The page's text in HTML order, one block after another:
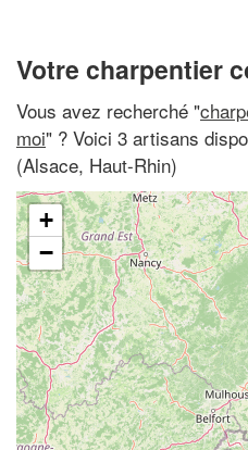
Votre charpentier
Vous avez recherché "
moi" ? Voici 3 artisans
(Alsace, Haut-Rhin)
+
−